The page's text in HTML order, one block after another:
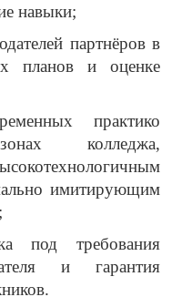
навыки;
партнёров в
планов и оценке
практико
колледжа,
имитирующим
под требования
и гарантия